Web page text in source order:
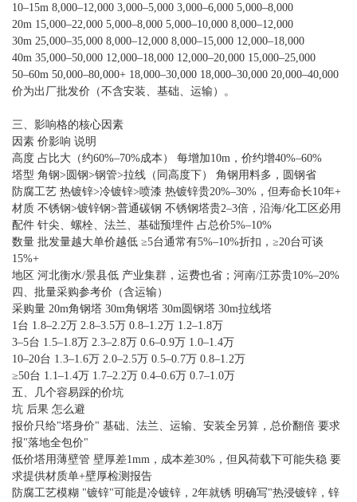
10–15m 8,000–12,000 3,000–5,000 3,000–6,000 5,000–8,000
20m 15,000–22,000 5,000–8,000 5,000–10,000 8,000–12,000
30m 25,000–35,000 8,000–12,000 8,000–15,000 12,000–18,000
40m 35,000–50,000 12,000–18,000 12,000–20,000 15,000–25,000
50–60m 50,000–80,000+ 18,000–30,000 18,000–30,000 20,000–40,000
价为出厂批发价（不含安装、基础、运输）。
三、影响格的核心因素
因素 价影响 说明
高度 占比大（约60%–70%成本） 每增加10m，价约增40%–60%
塔型 角钢>圆钢>钢管>拉线（同高度下） 角钢用料多，圆钢省
防腐工艺 热镀锌>冷镀锌>喷漆 热镀锌贵20%–30%，但寿命长10年+
材质 不锈钢>镀锌钢>普通碳钢 不锈钢塔贵2–3倍，沿海/化工区必用
配件 针尖、螺栓、法兰、基础预埋件 占总价5%–10%
数量 批发量越大单价越低 ≥5台通常有5%–10%折扣，≥20台可谈
15%+
地区 河北衡水/景县低 产业集群，运费也省；河南/江苏贵10%–20%
四、批量采购参考价（含运输）
采购量 20m角钢塔 30m角钢塔 30m圆钢塔 30m拉线塔
1台 1.8–2.2万 2.8–3.5万 0.8–1.2万 1.2–1.8万
3–5台 1.5–1.8万 2.3–2.8万 0.6–0.9万 1.0–1.4万
10–20台 1.3–1.6万 2.0–2.5万 0.5–0.7万 0.8–1.2万
≥50台 1.1–1.4万 1.7–2.2万 0.4–0.6万 0.7–1.0万
五、几个容易踩的价坑
坑 后果 怎么避
报价只给"塔身价" 基础、法兰、运输、安装全另算，总价翻倍 要求
报"落地全包价"
低价塔用薄壁管 壁厚差1mm，成本差30%，但风荷载下可能失稳 要
求提供材质单+壁厚检测报告
防腐工艺模糊 "镀锌"可能是冷镀锌，2年就锈 明确写"热浸镀锌，锌